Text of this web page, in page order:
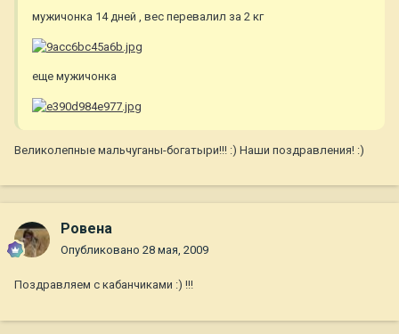
мужичонка 14 дней , вес перевалил за 2 кг
еще мужичонка
Великолепные мальчуганы-богатыри!!! :) Наши поздравления! :)
Ровена
Опубликовано 28 мая, 2009
Поздравляем с кабанчиками :) !!!